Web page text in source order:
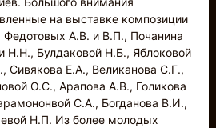
на выставке композиции
А.В. и В.П., Почанина
Булдаковой Н.Б., Яблоковой
Сивякова Е.А., Великанова С.Г.,
О.С., Арапова А.В., Голикова
С.А., Богданова В.И.,
Н.П. Из более молодых